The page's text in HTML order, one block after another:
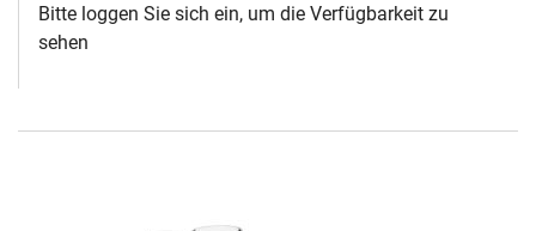
Bitte loggen Sie sich ein, um die Verfügbarkeit zu
sehen